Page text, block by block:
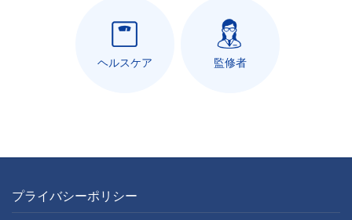
ヘルスケア 監修者
プライバシーポリシー